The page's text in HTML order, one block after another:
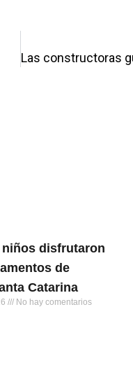
niños disfrutaron
de
Catarina
No hay comentarios